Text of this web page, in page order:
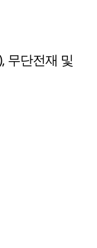
무단전재 및